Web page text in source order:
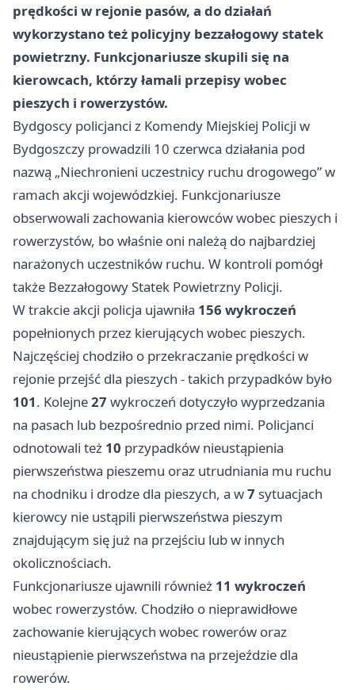
prędkości w rejonie pasów, a do działań
wykorzystano też policyjny bezzałogowy statek
powietrzny. Funkcjonariusze skupili się na
kierowcach, którzy łamali przepisy wobec
pieszych i rowerzystów.
Bydgoscy policjanci z Komendy Miejskiej Policji w
Bydgoszczy prowadzili 10 czerwca działania pod
nazwą „Niechronieni uczestnicy ruchu drogowego” w
ramach akcji wojewódzkiej. Funkcjonariusze
obserwowali zachowania kierowców wobec pieszych i
rowerzystów, bo właśnie oni należą do najbardziej
narażonych uczestników ruchu. W kontroli pomógł
także Bezzałogowy Statek Powietrzny Policji.
W trakcie akcji policja ujawniła 156 wykroczeń
popełnionych przez kierujących wobec pieszych.
Najczęściej chodziło o przekraczanie prędkości w
rejonie przejść dla pieszych - takich przypadków było
101. Kolejne27 wykroczeń dotyczyło wyprzedzania
na pasach lub bezpośrednio przed nimi. Policjanci
odnotowali też 10 przypadków nieustąpienia
pierwszeństwa pieszemu oraz utrudniania mu ruchu
na chodniku i drodze dla pieszych, a w7 sytuacjach
kierowcy nie ustąpili pierwszeństwa pieszym
znajdującym się już na przejściu lub w innych
okolicznościach.
Funkcjonariusze ujawnili również 11 wykroczeń
wobec rowerzystów. Chodziło o nieprawidłowe
zachowanie kierujących wobec rowerów oraz
nieustąpienie pierwszeństwa na przejeździe dla
rowerów.